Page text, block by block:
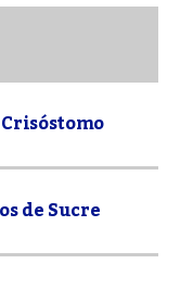
de Sucre